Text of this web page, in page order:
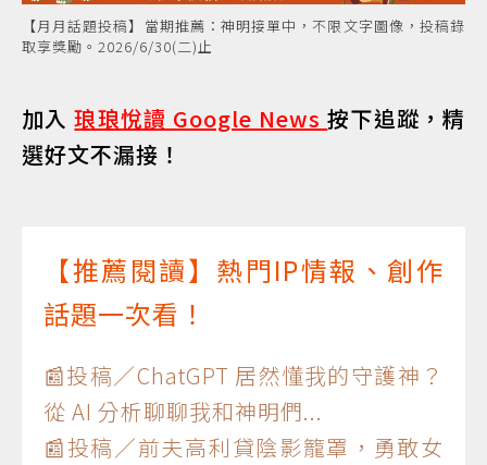
【月月話題投稿】當期推薦：神明接單中，不限文字圖像，投稿錄
取享獎勵。2026/6/30(二)止
加入琅琅悅讀 Google News按下追蹤，精
選好文不漏接！
【推薦閱讀】熱門IP情報、創作
話題一次看！
📰投稿／ChatGPT 居然懂我的守護神？
從 AI 分析聊聊我和神明們...
📰投稿／前夫高利貸陰影籠罩，勇敢女